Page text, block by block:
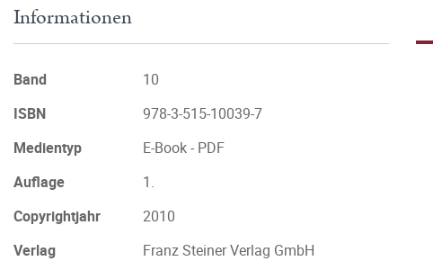
Informationen
Band
10
ISBN
978-3-515-10039-7
Medientyp
E-Book - PDF
Auflage
1.
Copyrightjahr
2010
Verlag
Franz Steiner Verlag GmbH